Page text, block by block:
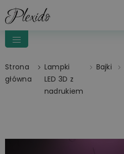
Strona
główna
Lampki
LED 3D z
nadrukiem
Bajki